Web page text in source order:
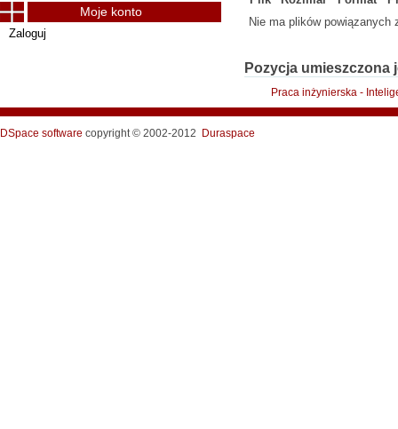
Nie ma plików powiązanych
Pozycja
Praca inżynierska -
Moje konto
Zaloguj
DSpace software copyright © 2002-2012 Duraspace